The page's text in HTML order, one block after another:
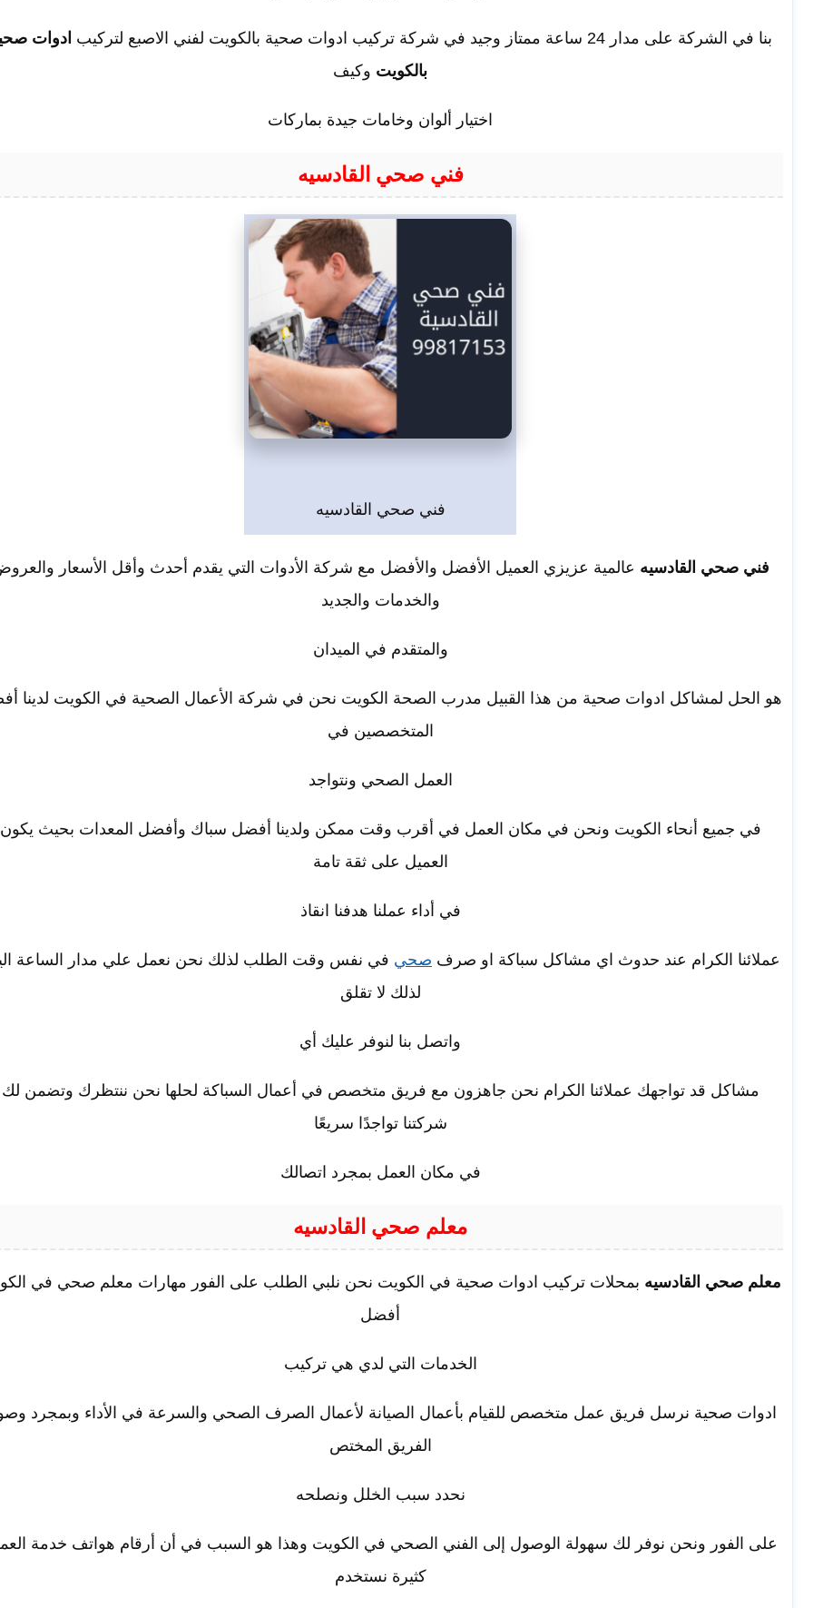
بنا في الشركة على مدار 24 ساعة ممتاز وجيد في شركة تركيب ادوات صحية بالكويت لفني الاصبع لتركيب
ادوات
بالكويت وكيف
اختيار ألوان وخامات جيدة بماركات
فني صحي القادسيه
فني صحي القادسيه
فني صحي القادسيه عالمية عزيزي العميل الأفضل والأفضل مع شركة الأدوات التي يقدم أحدث وأقل الأسعار
والخدمات والجديد
والمتقدم في الميدان
هو الحل لمشاكل ادوات صحية من هذا القبيل مدرب الصحة الكويت نحن في شركة الأعمال الصحية في الكويت لدينا
المتخصصين في
العمل الصحي ونتواجد
في جميع أنحاء الكويت ونحن في مكان العمل في أقرب وقت ممكن ولدينا أفضل سباك وأفضل المعدات بحيث يكون
العميل على ثقة تامة
في أداء عملنا هدفنا انقاذ
عملائنا الكرام عند حدوث اي مشاكل سباكة او صرف صحي في نفس وقت الطلب لذلك نحن نعمل علي مدار الساعة
لذلك لا تقلق
واتصل بنا لنوفر عليك أي
مشاكل قد تواجهك عملائنا الكرام نحن جاهزون مع فريق متخصص في أعمال السباكة لحلها نحن ننتظرك وتضمن لك
شركتنا تواجدًا سريعًا
في مكان العمل بمجرد اتصالك
معلم صحي القادسيه
معلم صحي القادسيه بمحلات تركيب ادوات صحية في الكويت نحن نلبي الطلب على الفور مهارات معلم صحي في
أفضل
الخدمات التي لدي هي تركيب
ادوات صحية نرسل فريق عمل متخصص للقيام بأعمال الصيانة لأعمال الصرف الصحي والسرعة في الأداء وبمجرد
الفريق المختص
نحدد سبب الخلل ونصلحه
على الفور ونحن نوفر لك سهولة الوصول إلى الفني الصحي في الكويت وهذا هو السبب في أن أرقام هواتف خدمة
كثيرة نستخدم